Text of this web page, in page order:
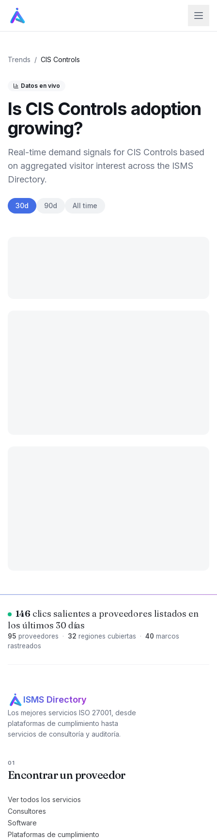
Trends / CIS Controls
Datos en vivo
Is CIS Controls adoption
growing?
Real-time demand signals for CIS Controls based
on aggregated visitor interest across the ISMS
Directory.
30d 90d All time
146 clics salientes a proveedores listados en
los últimos 30 días
95 proveedores · 32 regiones cubiertas · 40 marcos
rastreados
ISMS Directory
Los mejores servicios ISO 27001, desde
plataformas de cumplimiento hasta
servicios de consultoría y auditoría.
01
Encontrar un proveedor
Ver todos los servicios
Consultores
Software
Plataformas de cumplimiento